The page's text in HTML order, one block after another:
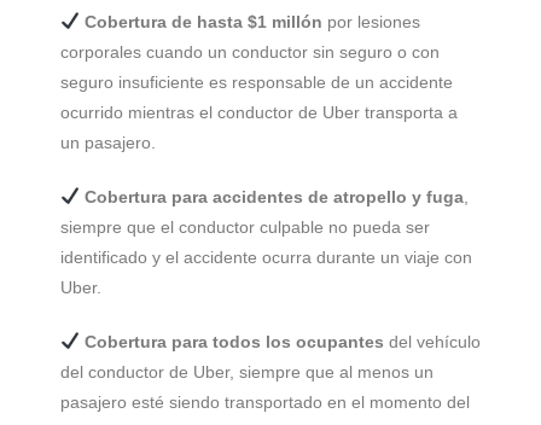
Cobertura de hasta $1 millón por lesiones
corporales cuando un conductor sin seguro o con
seguro insuficiente es responsable de un accidente
ocurrido mientras el conductor de Uber transporta a
un pasajero.
Cobertura para accidentes de atropello y fuga,
siempre que el conductor culpable no pueda ser
identificado y el accidente ocurra durante un viaje con
Uber.
Cobertura para todos los ocupantes del vehículo
del conductor de Uber, siempre que al menos un
pasajero esté siendo transportado en el momento del